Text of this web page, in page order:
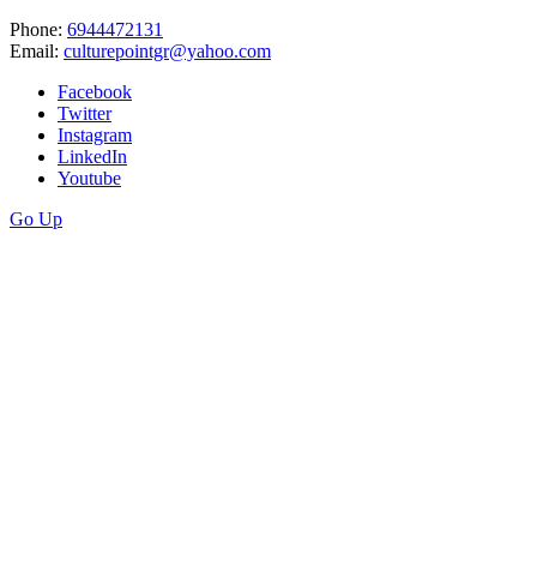
Phone: 6944472131
Email: culturepointgr@yahoo.com
Facebook
Twitter
Instagram
LinkedIn
Youtube
Go Up